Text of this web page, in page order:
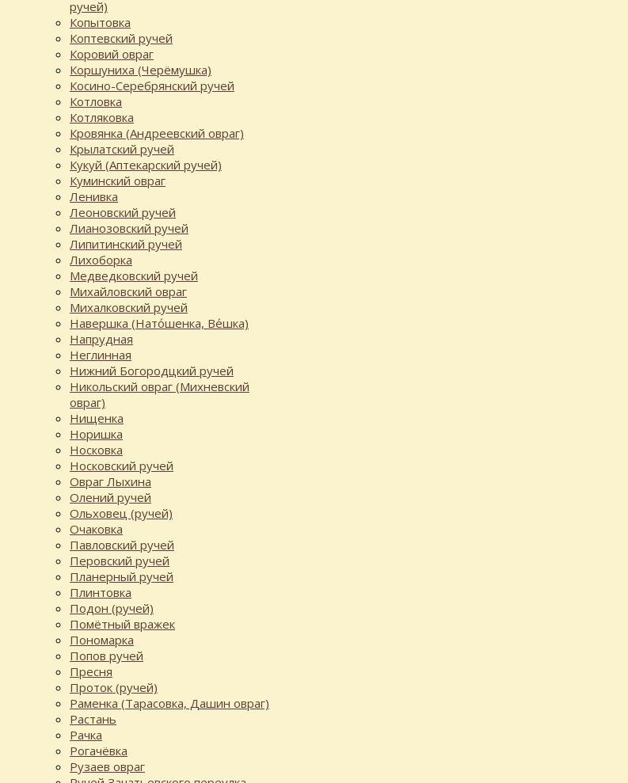
ручей)
Копытовка
Коптевский ручей
Коровий овраг
Коршуниха (Черёмушка)
Косино-Серебрянский ручей
Котловка
Котляковка
Кровянка (Андреевский овраг)
Крылатский ручей
Кукуй (Аптекарский ручей)
Куминский овраг
Ленивка
Леоновский ручей
Лианозовский ручей
Липитинский ручей
Лихоборка
Медведковский ручей
Михайловский овраг
Михалковский ручей
Навершка (Нато́шенка, Ве́шка)
Напрудная
Неглинная
Нижний Богородцкий ручей
Никольский овраг (Михневский
овраг)
Нищенка
Норишка
Носковка
Носковский ручей
Овраг Лыхина
Олений ручей
Ольховец (ручей)
Очаковка
Павловский ручей
Перовский ручей
Планерный ручей
Плинтовка
Подон (ручей)
Помётный вражек
Пономарка
Попов ручей
Пресня
Проток (ручей)
Раменка (Тарасовка, Дашин овраг)
Растань
Рачка
Рогачёвка
Рузаев овраг